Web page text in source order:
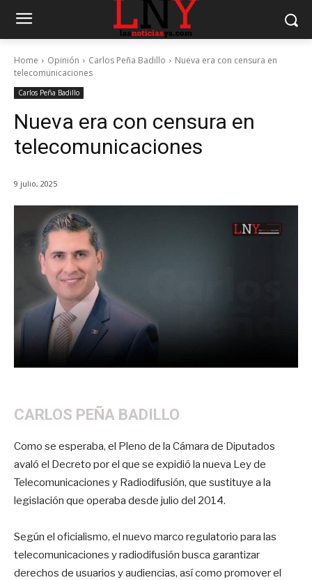
Home Opinión Carlos Peña Badillo
Nueva era con censura en
telecomunicaciones
Carlos Peña Badillo
Nueva era con censura en
telecomunicaciones
9 julio, 2025
CARLOS PEÑA BADILLO
Como se esperaba, el Pleno de la Cámara de Diputados
avaló el Decreto por el que se expidió la nueva Ley de
Telecomunicaciones y Radiodifusión, que sustituye a la
legislación que operaba desde julio del 2014.
Según el oficialismo, el nuevo marco regulatorio para las
telecomunicaciones y radiodifusión busca garantizar
derechos de usuarios y audiencias, así como promover el